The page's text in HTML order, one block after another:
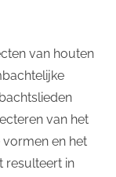
van houten
van het
en het
resulteert in